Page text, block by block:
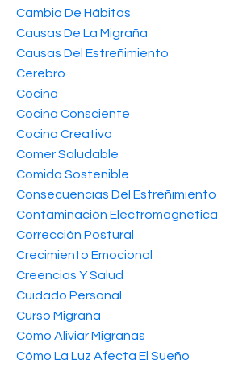
Cambio De Hábitos
Causas De La Migraña
Causas Del Estreñimiento
Cerebro
Cocina
Cocina Consciente
Cocina Creativa
Comer Saludable
Comida Sostenible
Consecuencias Del Estreñimiento
Contaminación Electromagnética
Corrección Postural
Crecimiento Emocional
Creencias Y Salud
Cuidado Personal
Curso Migraña
Cómo Aliviar Migrañas
Cómo La Luz Afecta El Sueño